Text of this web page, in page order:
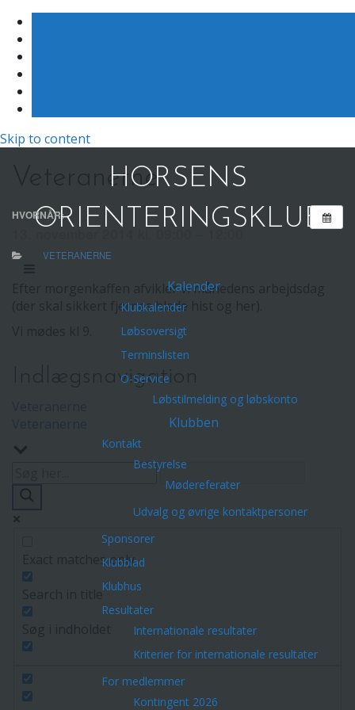
Skip to content
HORSENS
ORIENTERINGSKLUB
Kalender
Klubkalender
Løbsoversigt
Terminslisten
O-Service
Løbstilmelding og løbskonto
Klubben
Kontakt
Bestyrelse
Mødereferater
Udvalg og øvrige kontaktpersoner
Sponsorer
Klubblad
Klubhus
Resultater
Internationale resultater
Kriterier for internationale resultater
For medlemmer
Kontingent 2026
Veteranerne
HVORNÅR:
13. november 2014 kl. 09:00 – 12:00
VETERANERNE
Efter morgenkaffen afvikler vi månedens arbejdsdag
(der skal sikkert fjernes blade hist og her).
Indlægsnavigation
Exact matches only
Search in title